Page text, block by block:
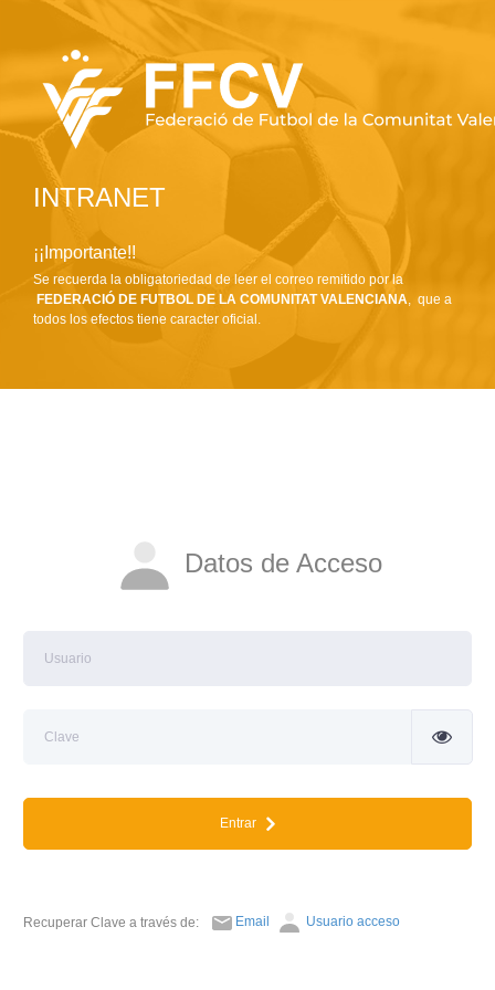
INTRANET
¡¡Importante!!
Se recuerda la obligatoriedad de leer el correo remitido por la
FEDERACIÓ DE FUTBOL DE LA COMUNITAT VALENCIANA, que a
todos los efectos tiene caracter oficial.
Datos de Acceso
Entrar
Recuperar Clave a través de: Email Usuario acceso